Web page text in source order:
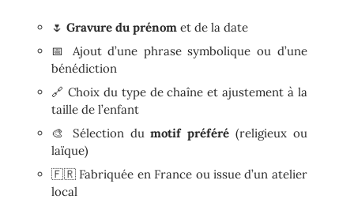
🌷Gravure du prénom et de la date
📅 Ajout d’une phrase symbolique ou d’une
bénédiction
🔗 Choix du type de chaîne et ajustement à la
taille de l’enfant
🎨 Sélection dumotif préféré (religieux ou
laïque)
🇫🇷 Fabriquée en France ou issue d’un atelier
local